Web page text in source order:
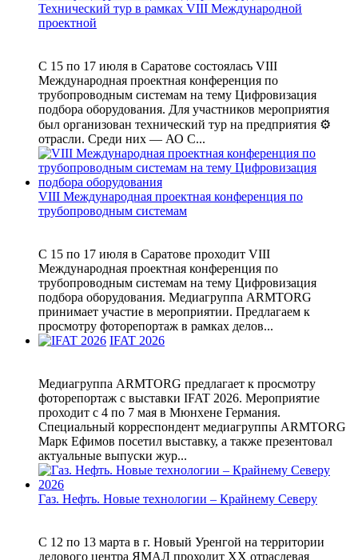
Технический тур в рамках VIII Международной
проектной
С 15 по 17 июля в Саратове состоялась VIII
Международная проектная конференция по
трубопроводным системам на тему Цифровизация
подбора оборудования. Для участников мероприятия
был организован технический тур на предприятия ⚙
отрасли. Среди них — АО С...
VIII Международная проектная конференция по
трубопроводным системам
С 15 по 17 июля в Саратове проходит VIII
Международная проектная конференция по
трубопроводным системам на тему Цифровизация
подбора оборудования. Медиагруппа ARMTORG
принимает участие в мероприятии. Предлагаем к
просмотру фоторепортаж в рамках делов...
IFAT 2026
Медиагруппа ARMTORG предлагает к просмотру
фоторепортаж с выставки IFAT 2026. Мероприятие
проходит с 4 по 7 мая в Мюнхене Германия.
Специальный корреспондент медиагруппы ARMTORG
Марк Ефимов посетил выставку, а также презентовал
актуальные выпуски жур...
Газ. Нефть. Новые технологии – Крайнему Северу
С 12 по 13 марта в г. Новый Уренгой на территории
делового центра ЯМАЛ проходит XX отраслевая